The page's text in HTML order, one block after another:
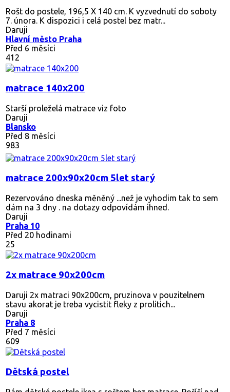
Rošt do postele, 196,5 X 140 cm. K vyzvednutí do soboty
7. února. K dispozici i celá postel bez matr...
Daruji
Hlavní město Praha
Před 6 měsíci
412
matrace 140x200
Starší proleželá matrace viz foto
Daruji
Blansko
Před 8 měsíci
983
matrace 200x90x20cm 5let starý
Rezervováno dneska měněný ...než je vyhodim tak to sem
dám na 3 dny . na dotazy odpovídám ihned.
Daruji
Praha 10
Před 20 hodinami
25
2x matrace 90x200cm
Daruji 2x matraci 90x200cm, pruzinova v pouzitelnem
stavu akorat je treba vycistit fleky z prolitich...
Daruji
Praha 8
Před 7 měsíci
609
Dětská postel